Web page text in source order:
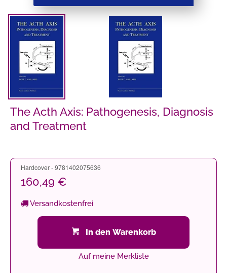
The Acth Axis: Pathogenesis, Diagnosis
and Treatment
Hardcover - 9781402075636
160,49 €
Versandkostenfrei
In den Warenkorb
Auf meine Merkliste